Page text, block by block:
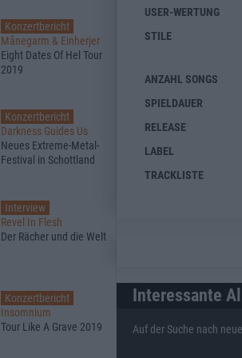
USER-WERTUNG
STILE
ANZAHL SONGS
SPIELDAUER
RELEASE
LABEL
TRACKLISTE
Interessante
Auf der Suche nach
Konzertbericht
Månegarm & Einherjer
Eight Dates Of Hel Tour
2019
Konzertbericht
Darkness Guides Us
Neues Extreme-Metal-
Festival in Schottland
Interview
Revel In Flesh
Der Rächer und die Welt
Konzertbericht
Insomnium
Tour Like A Grave 2019